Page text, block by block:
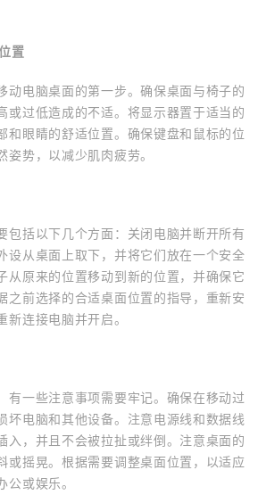
置
动电脑桌面的第一步。确保桌面与椅子的
或过低造成的不适。将显示器置于适当的
和眼睛的舒适位置。确保键盘和鼠标的位
姿势，以减少肌肉疲劳。
包括以下几个方面：关闭电脑并断开所有
设从桌面上取下，并将它们放在一个安全
从原来的位置移动到新的位置，并确保它
之前选择的合适桌面位置的指导，重新安
新连接电脑并开启。
有一些注意事项需要牢记。确保在移动过
坏电脑和其他设备。注意电源线和数据线
入，并且不会被拉扯或绊倒。注意桌面的
或摇晃。根据需要调整桌面位置，以适应
公或娱乐。